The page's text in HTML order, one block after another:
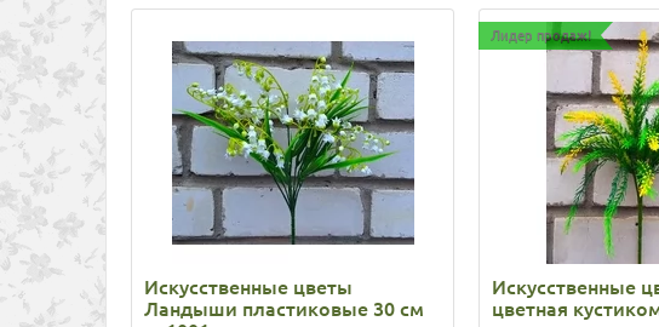
Искусственные цветы
Ландыши пластиковые 30 см
Лидер продаж!
Искусственные
цветная